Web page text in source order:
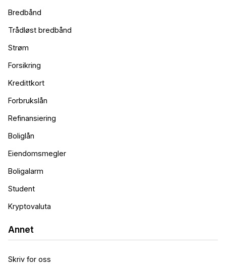
Bredbånd
Trådløst bredbånd
Strøm
Forsikring
Kredittkort
Forbrukslån
Refinansiering
Boliglån
Eiendomsmegler
Boligalarm
Student
Kryptovaluta
Annet
Skriv for oss